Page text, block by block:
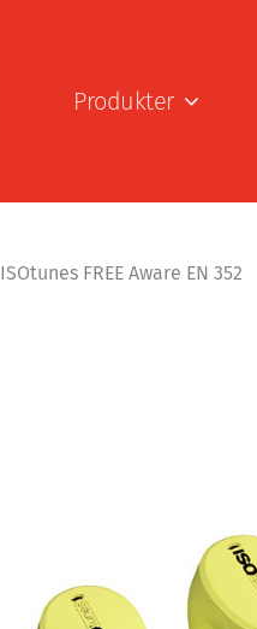
Produkter
ISOtunes FREE Aware EN 352